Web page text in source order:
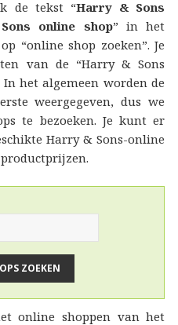
de tekst “Harry & Sons
online shop” in het
“online shop zoeken”. Je
van de “Harry & Sons
het algemeen worden de
weergegeven, dus we
te bezoeken. Je kunt er
Harry & Sons-online
online shoppen van het